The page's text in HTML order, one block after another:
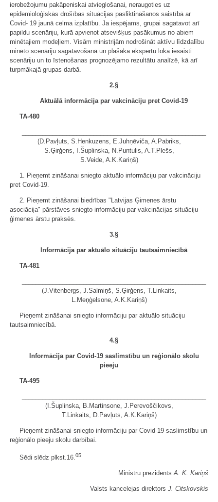
ierobežojumu pakāpeniskai atvieglošanai, neraugoties uz
epidemioloģiskās drošības situācijas pasliktināšanos saistībā ar
Covid- 19 jaunā celma izplatību. Ja iespējams, grupai sagatavot arī
papildu scenāriju, kurā apvienot atsevišķus pasākumus no abiem
minētajiem modeļiem. Visām ministrijām nodrošināt aktīvu līdzdalību
minēto scenāriju sagatavošanā un plašāka ekspertu loka iesaisti
scenāriju un to īstenošanas prognozējamo rezultātu analīzē, kā arī
turpmākajā grupas darbā.
2.§
Aktuālā informācija par vakcināciju pret Covid-19
TA-480
(D.Pavļuts, S.Henkuzens, E.Juhņēviča, A.Pabriks,
S.Ģirģens, I.Šuplinska, N.Puntulis, A.T.Plešs,
S.Veide, A.K.Kariņš)
1. Pieņemt zināšanai sniegto aktuālo informāciju par vakcināciju
pret Covid-19.
2. Pieņemt zināšanai biedrības "Latvijas Ģimenes ārstu
asociācija" pārstāves sniegto informāciju par vakcinācijas situāciju
ģimenes ārstu praksēs.
3.§
Informācija par aktuālo situāciju tautsaimniecībā
TA-481
(J.Vitenbergs, J.Salmiņš, S.Ģirģens, T.Linkaits,
L.Meņģelsone, A.K.Kariņš)
Pieņemt zināšanai sniegto informāciju par aktuālo situāciju
tautsaimniecībā.
4.§
Informācija par Covid-19 saslimstību un reģionālo skolu
pieeju
TA-495
(I.Šuplinska, B.Martinsone, J.Perevoščikovs,
T.Linkaits, D.Pavļuts, A.K.Kariņš)
Pieņemt zināšanai sniegto informāciju par Covid-19 saslimstību un
reģionālo pieeju skolu darbībai.
Sēdi slēdz plkst.16.05
Ministru prezidentsA. K. Kariņš
Valsts kancelejas direktors J. Citskovskis